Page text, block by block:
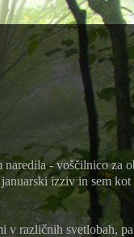
naredila - voščilnico za
izziv in sem
v različnih svetlobah,